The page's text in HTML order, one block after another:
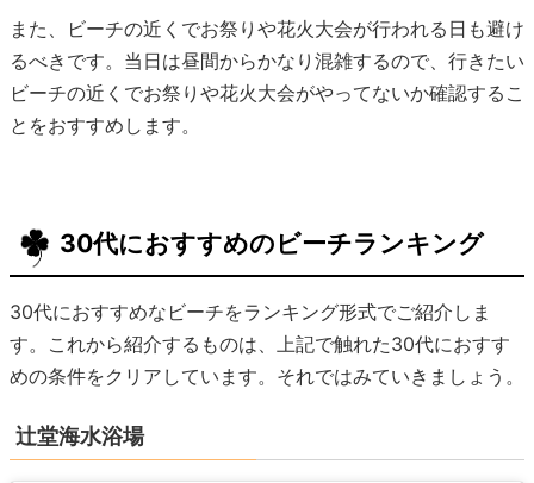
また、ビーチの近くでお祭りや花火大会が行われる日も避け
るべきです。当日は昼間からかなり混雑するので、行きたい
ビーチの近くでお祭りや花火大会がやってないか確認するこ
とをおすすめします。
30代におすすめのビーチランキング
30代におすすめなビーチをランキング形式でご紹介しま
す。これから紹介するものは、上記で触れた30代におすす
めの条件をクリアしています。それではみていきましょう。
辻堂海水浴場